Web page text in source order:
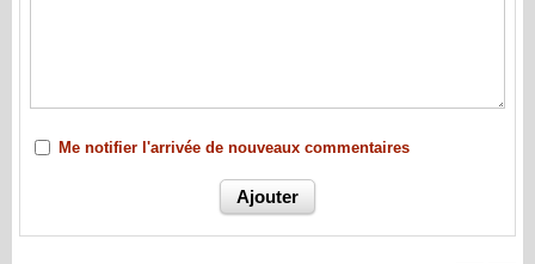
Me notifier l'arrivée de nouveaux commentaires